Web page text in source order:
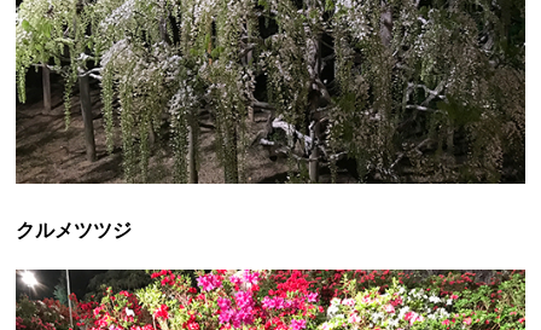
クルメツツジ